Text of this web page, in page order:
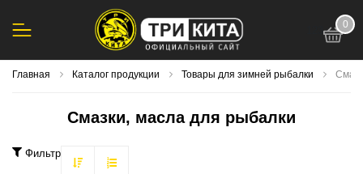
0
Главная Каталог продукции Товары для зимней рыбалки
Смазки, масла для рыбалки
Фильтр